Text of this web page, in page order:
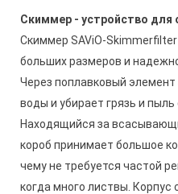
Скиммер - устройство для
Скиммер SAViO-
больших размеров и
Через поплавковый
воды и убирает грязь и пыль
Находящийся за
короб принимает большое
чему не требуется частой
когда много листвы.